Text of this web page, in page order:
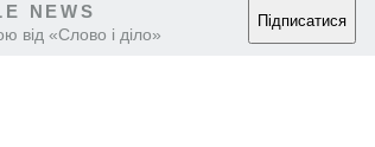
NEWS
від «Слово і діло»
Підписатися